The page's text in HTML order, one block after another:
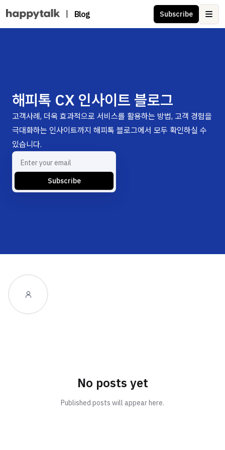
Blog Subscribe
해피톡 CX 인사이트 블로그
고객사례, 더욱 효과적으로 서비스를 활용하는 방법, 고객 경험을
극대화하는 인사이트까지 해피톡 블로그에서 모두 확인하실 수
있습니다.
Subscribe
No posts yet
Published posts will appear here.